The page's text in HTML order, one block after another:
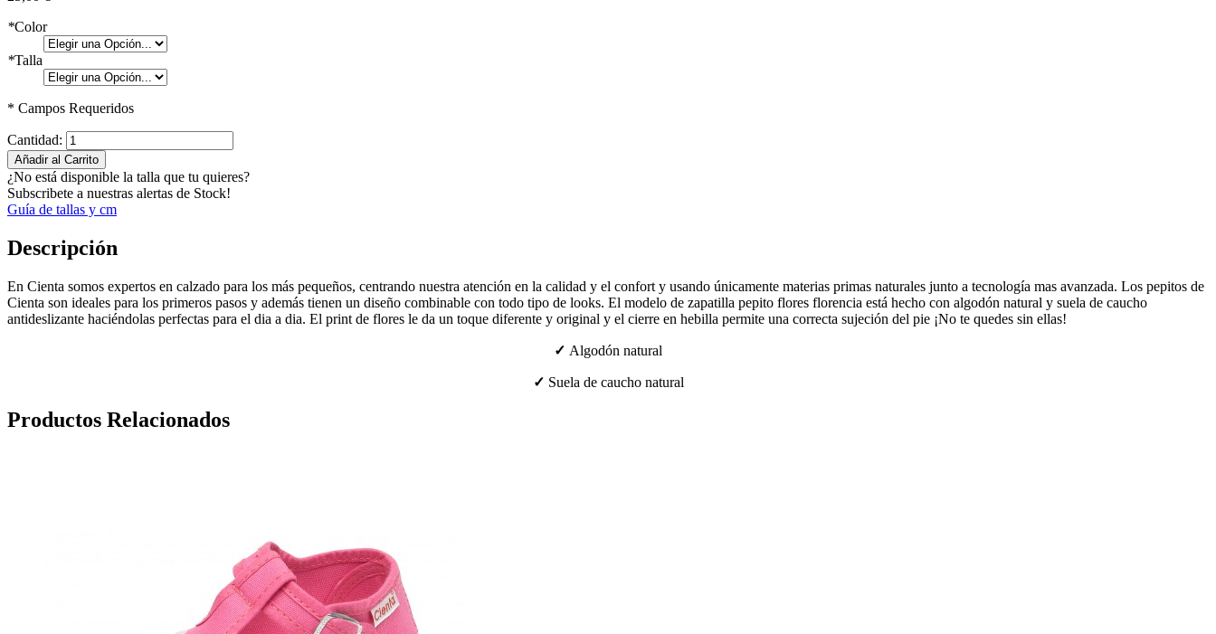
*Color
*Talla
* Campos Requeridos
Cantidad:
Añadir al Carrito
¿No está disponible la talla que tu quieres?
Subscribete a nuestras alertas de Stock!
Guía de tallas y cm
Descripción
En Cienta somos expertos en calzado para los más pequeños, centrando nuestra atención en la calidad y el confort y usando únicamente materias primas naturales junto a tecnología mas avanzada. Los pepitos de
Cienta son ideales para los primeros pasos y además tienen un diseño combinable con todo tipo de looks. El modelo de zapatilla pepito flores florencia está hecho con algodón natural y suela de caucho
antideslizante haciéndolas perfectas para el dia a dia. El print de flores le da un toque diferente y original y el cierre en hebilla permite una correcta sujeción del pie ¡No te quedes sin ellas!
✓ Algodón natural
✓ Suela de caucho natural
Productos Relacionados